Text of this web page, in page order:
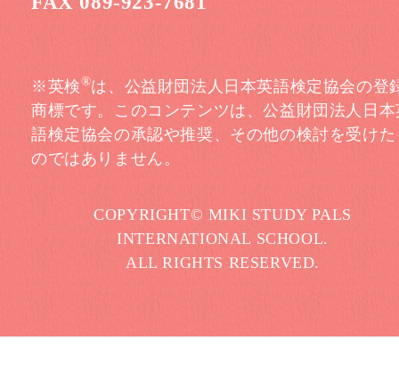
※英検®は、公益財団法人日本英語検定協会の登
商標です。このコンテンツは、公益財団法人日本
語検定協会の承認や推奨、その他の検討を受けた
のではありません。
COPYRIGHT© MIKI STUDY PALS
INTERNATIONAL SCHOOL.
ALL RIGHTS RESERVED.